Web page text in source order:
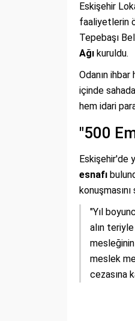
Eskişehir
faaliyetlerin
Tepebaşı
Ağı kuruldu.
Odanın
içinde
hem idari
"500
Eskişehir'de
esnafı
"Yıl
alın
meslek
cezasına